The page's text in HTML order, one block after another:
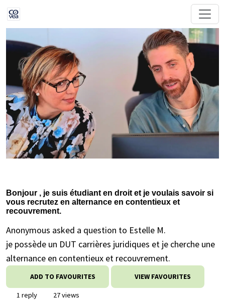
Bonjour , je suis étudiant en droit et je voulais savoir si
vous recrutez en alternance en contentieux et
recouvrement.
Anonymous asked a question to Estelle M.
je possède un DUT carrières juridiques et je cherche une
alternance en contentieux et recouvrement.
ADD TO FAVOURITES VIEW FAVOURITES
1 reply
27 views